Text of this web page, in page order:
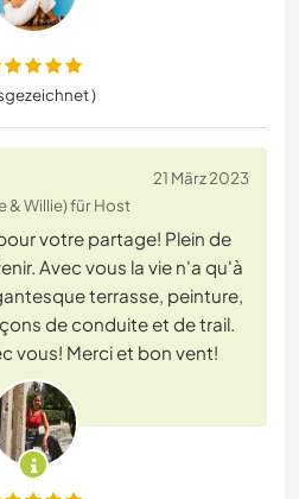
)
21 März 2023
& Willie) für Host
votre partage! Plein de
Avec vous la vie n'a qu'à
terrasse, peinture,
de conduite et de trail.
vous! Merci et bon vent!